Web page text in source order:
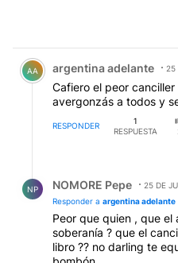
Comentario de argentina
AA argentina adelante 25
Cafiero el peor
avergonzás a todos y
RESPONDER
1
RESPUESTA
NP NOMORE Pepe
25 DE
Responder a argentina adelante
Peor que quien , que el
soberanía ? que el
libro ?? no darling te